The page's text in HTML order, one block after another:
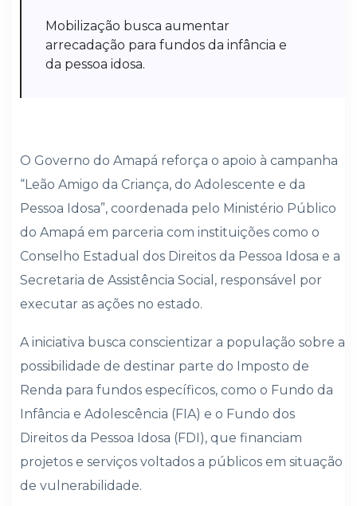
Mobilização busca aumentar
arrecadação para fundos da infância e
da pessoa idosa.
O Governo do Amapá reforça o apoio à campanha
“Leão Amigo da Criança, do Adolescente e da
Pessoa Idosa”, coordenada pelo Ministério Público
do Amapá em parceria com instituições como o
Conselho Estadual dos Direitos da Pessoa Idosa e a
Secretaria de Assistência Social, responsável por
executar as ações no estado.
A iniciativa busca conscientizar a população sobre a
possibilidade de destinar parte do Imposto de
Renda para fundos específicos, como o Fundo da
Infância e Adolescência (FIA) e o Fundo dos
Direitos da Pessoa Idosa (FDI), que financiam
projetos e serviços voltados a públicos em situação
de vulnerabilidade.